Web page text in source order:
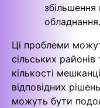
обладнання.
Ці проблеми
сільських
кількості
відповідних
можуть бути